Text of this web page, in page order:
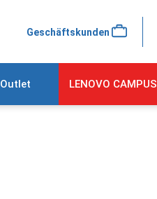
Geschäftskunden
Outlet LENOVO CAMPUS